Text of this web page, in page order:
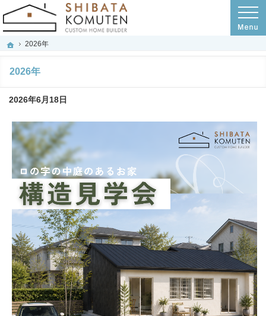
ホーム
2026年
2026年
プロの目線からご提案。岐阜市・羽島市・羽島郡の注文住宅・新築戸建てを手が
岐阜市・羽島市・羽島郡の注文住宅・新築戸建てを手がける工務店のシバタ工務店
2026年6月18日